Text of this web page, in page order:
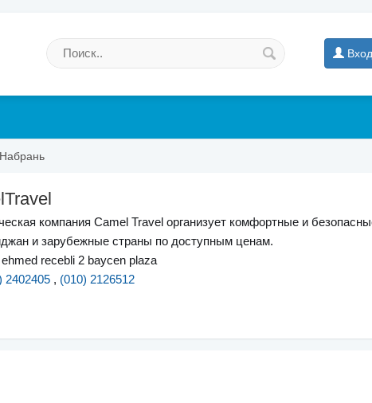
Вход
Набрань
компания Camel Travel организует комфортные и
и зарубежные страны по доступным ценам.
ehmed recebli 2 baycen plaza
2402405 , (010) 2126512